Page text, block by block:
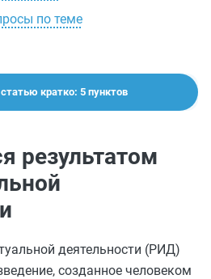
по теме
кратко: 5 пунктов
результатом
деятельности (РИД)
созданное человеком